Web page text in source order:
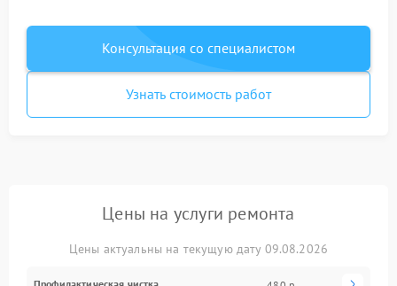
Консультация со специалистом
Узнать стоимость работ
Цены на услуги ремонта
Цены актуальны на текущую дату 09.08.2026